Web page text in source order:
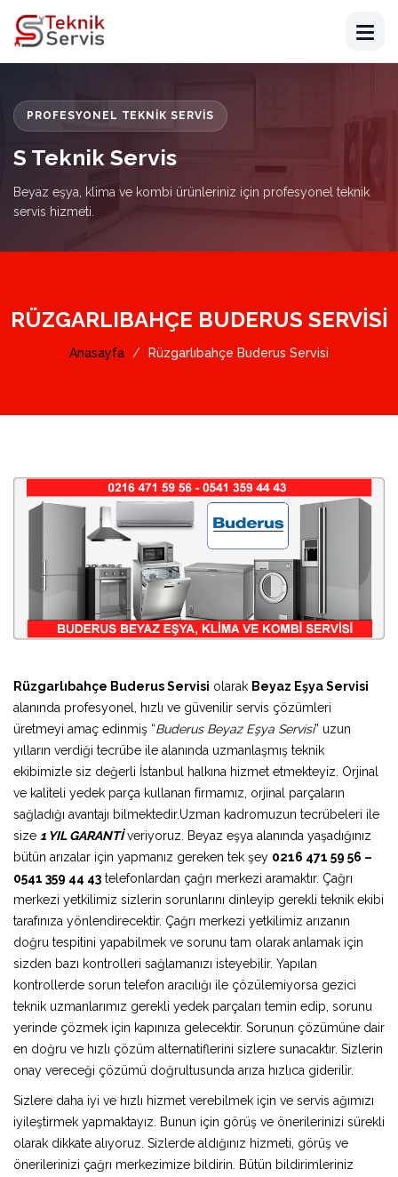
PROFESYONEL TEKNIK SERVIS
S Teknik Servis
Beyaz eşya, klima ve kombi ürünleriniz için profesyonel teknik
servis hizmeti.
RÜZGARLIBAHÇE BUDERUS SERVISI
Anasayfa Rüzgarlıbahçe Buderus Servisi
Rüzgarlıbahçe Buderus Servisi olarak Beyaz Eşya Servisi
alanında profesyonel, hızlı ve güvenilir servis çözümleri
üretmeyi amaç edinmiş “Buderus Beyaz Eşya Servisi” uzun
yılların verdiği tecrübe ile alanında uzmanlaşmış teknik
ekibimizle siz değerli İstanbul halkına hizmet etmekteyiz. Orjinal
ve kaliteli yedek parça kullanan firmamız, orjinal parçaların
sağladığı avantajı bilmektedir.Uzman kadromuzun tecrübeleri ile
size 1 YIL GARANTİveriyoruz. Beyaz eşya alanında yaşadığınız
bütün arızalar için yapmanız gereken tek şey 0216 471 59 56 –
0541 359 44 43 telefonlardan çağrı merkezi aramaktır. Çağrı
merkezi yetkilimiz sizlerin sorunlarını dinleyip gerekli teknik ekibi
tarafınıza yönlendirecektir. Çağrı merkezi yetkilimiz arızanın
doğru tespitini yapabilmek ve sorunu tam olarak anlamak için
sizden bazı kontrolleri sağlamanızı isteyebilir. Yapılan
kontrollerde sorun telefon aracılığı ile çözülemiyorsa gezici
teknik uzmanlarımız gerekli yedek parçaları temin edip, sorunu
yerinde çözmek için kapınıza gelecektir. Sorunun çözümüne dair
en doğru ve hızlı çözüm alternatiflerini sizlere sunacaktır. Sizlerin
onay vereceği çözümü doğrultusunda arıza hızlıca giderilir.
Sizlere daha iyi ve hızlı hizmet verebilmek için ve servis ağımızı
iyileştirmek yapmaktayız. Bunun için görüş ve önerilerinizi sürekli
olarak dikkate alıyoruz. Sizlerde aldığınız hizmeti, görüş ve
önerilerinizi çağrı merkezimize bildirin. Bütün bildirimleriniz